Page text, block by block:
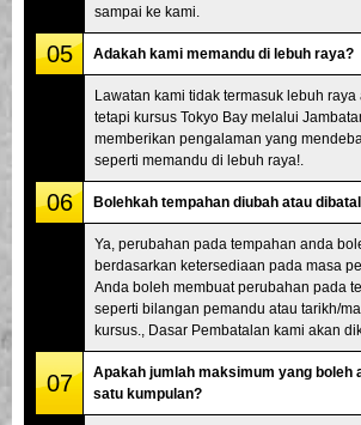
sampai ke kami.
05 Adakah kami memandu di lebuh raya?
Lawatan kami tidak termasuk lebuh raya
tetapi kursus Tokyo Bay melalui
memberikan pengalaman yang
seperti memandu di lebuh raya!.
06 Bolehkah tempahan diubah atau
Ya, perubahan pada tempahan anda
berdasarkan ketersediaan pada masa
Anda boleh membuat perubahan pada
seperti bilangan pemandu atau tarikh/
kursus., Dasar Pembatalan kami akan
07
Apakah jumlah maksimum yang boleh
satu kumpulan?